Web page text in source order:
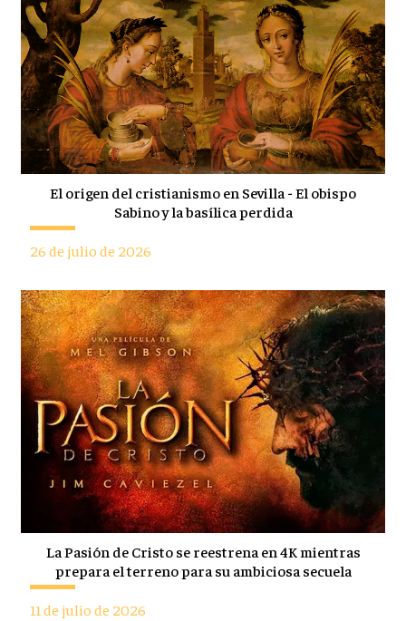
El origen del cristianismo en Sevilla - El obispo
Sabino y la basílica perdida
26 de julio de 2026
La Pasión de Cristo se reestrena en 4K mientras
prepara el terreno para su ambiciosa secuela
11 de julio de 2026